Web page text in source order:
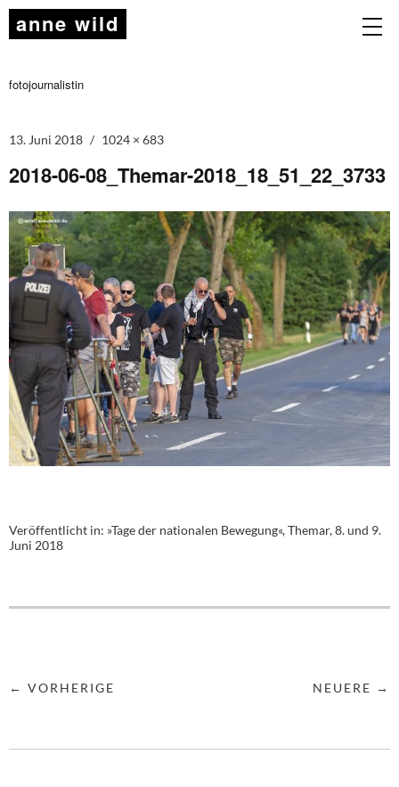
anne wild
fotojournalistin
13. Juni 2018 1024 × 683
2018-06-08_Themar-2018_18_51_22_3733
Veröffentlicht in: »Tage der nationalen Bewegung«, Themar, 8. und 9.
Juni 2018
← VORHERIGE NEUERE →